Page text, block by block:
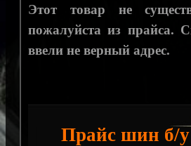
Этот товар не
пожалуйста из прайса.
ввели не верный адрес.
Прайс шин б/